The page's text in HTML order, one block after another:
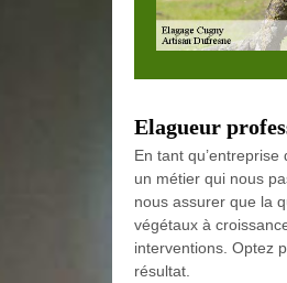
Elagueur
En tant
un métier qui nous
nous assurer que la
végétaux à
interventions. Optez
résultat.